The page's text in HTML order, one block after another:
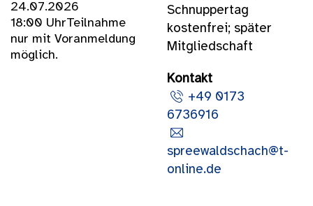
24.07.2026
18:00 UhrTeilnahme
nur mit Voranmeldung
möglich.
Schnuppertag
kostenfrei; später
Mitgliedschaft
Kontakt
+49 0173
6736916
spreewaldschach@t-
online.de